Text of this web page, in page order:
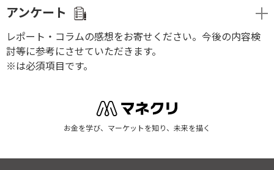
アンケート
レポート・コラムの感想をお寄せください。今後の内容検
討等に参考にさせていただきます。
※は必須項目です。
お金を学び、マーケットを知り、未来を描く